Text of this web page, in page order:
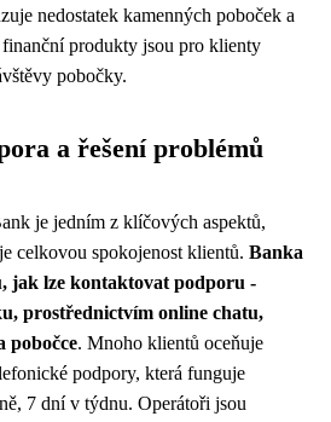
nedostatek kamenných poboček a
produkty jsou pro klienty
pobočky.
a řešení problémů
je jedním z klíčových aspektů,
celkovou spokojenost klientů. Banka
jak lze kontaktovat podporu -
prostřednictvím online chatu,
pobočce. Mnoho klientů oceňuje
podpory, která funguje
7 dní v týdnu. Operátoři jsou